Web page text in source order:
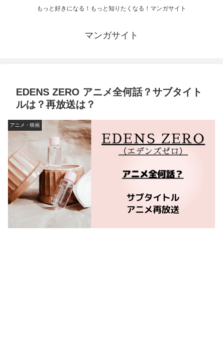
もっと好きになる！もっと知りたくなる！マンガサイト
マンガサイト
EDENS ZERO アニメ全何話？サブタイト
ルは？再放送は？
アニメ・映画